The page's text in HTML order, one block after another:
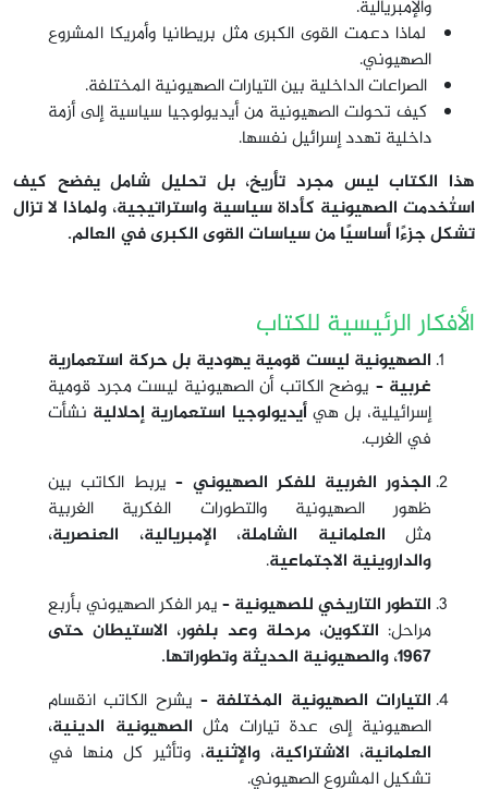
والإمبريالية.
لماذا دعمت القوى الكبرى مثل بريطانيا وأمريكا المشروع
الصهيوني.
الصراعات الداخلية بين التيارات الصهيونية المختلفة.
كيف تحولت الصهيونية من أيديولوجيا سياسية إلى أزمة
داخلية تهدد إسرائيل نفسها.
هذا الكتاب ليس مجرد تأريخ، بل تحليل شامل يفضح كيف
استُخدمت الصهيونية كأداة سياسية واستراتيجية، ولماذا لا تزال
تشكل جزءًا أساسيًا من سياسات القوى الكبرى في العالم.
الأفكار الرئيسية للكتاب
الصهيونية ليست قومية يهودية بل حركة استعمارية
غربية – يوضح الكاتب أن الصهيونية ليست مجرد قومية
إسرائيلية، بل هيأيديولوجيا استعمارية إحلالية نشأت
في الغرب.
الجذور الغربية للفكر الصهيوني – يربط الكاتب بين
ظهور الصهيونية والتطورات الفكرية الغربية
مثل العلمانية الشاملة، الإمبريالية، العنصرية،
والداروينية الاجتماعية.
التطور التاريخي للصهيونية– يمر الفكر الصهيوني بأربع
مراحل: التكوين،مرحلة وعد بلفور، الاستيطان حتى
1967، وا
لصهيونية الحديثة وتطوراتها.
التيارات الصهيونية المختلفة – يشرح الكاتب انقسام
الصهيونية إلى عدة تيارات مثل الصهيونية الدينية،
العلمانية، الاشتراكية، والإثنية، وتأثير كل منها في
تشكيل المشروع الصهيوني.